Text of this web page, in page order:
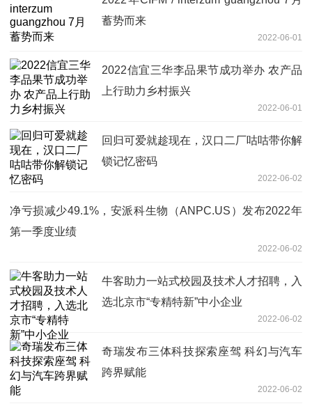
蓄势而来
2022-06-01
2022信宜三华李品果节成功举办 农产品
上行助力乡村振兴
2022-06-01
回归可爱就趁现在，汉口二厂咕咕带你解
锁记忆密码
2022-06-02
净亏损减少49.1%，安派科生物（ANPC.US）发布2022年
第一季度业绩
2022-06-02
牛客助力一站式校园及技术人才招聘，入
选北京市“专精特新”中小企业
2022-06-02
奇瑞发布三体科技探索座驾 科幻与汽车
跨界赋能
2022-06-02